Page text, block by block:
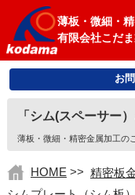
薄板・微細・
有限会社こだ
お
「シム(スペーサー
薄板・微細・精密金属加工の
HOME >> 精密板